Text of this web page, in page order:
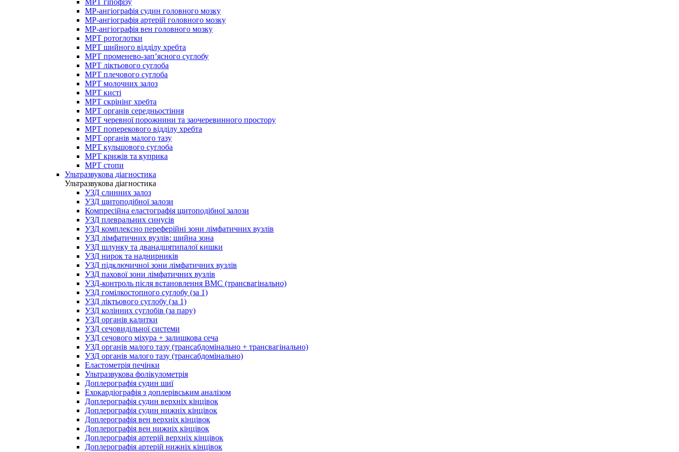
МРТ гіпофізу
МР-ангіографія судин головного мозку
МР-ангіографія артерій головного мозку
МР-ангіографія вен головного мозку
МРТ ротоглотки
МРТ шийного відділу хребта
МРТ променево-зап’ясного суглобу
МРТ ліктьового суглоба
МРТ плечового суглоба
МРТ молочних залоз
МРТ кисті
МРТ скрінінг хребта
МРТ органів середньостіння
МРТ черевної порожнини та заочеревинного простору
МРТ поперекового відділу хребта
МРТ органів малого тазу
МРТ кульшового суглоба
МРТ крижів та куприка
МРТ стопи
Ультразвукова діагностика
Ультразвукова діагностика
УЗД слинних залоз
УЗД щитоподібної залози
Компресійна еластографія щитоподібної залози
УЗД плевральних синусів
УЗД комплексно переферійні зони лімфатичних вузлів
УЗД лімфатичних вузлів: шийна зона
УЗД шлунку та дванадцятипалої кишки
УЗД нирок та наднирників
УЗД підключичної зони лімфатичних вузлів
УЗД пахової зони лімфатичних вузлів
УЗД-контроль після встановлення ВМС (трансвагінально)
УЗД гомілкостопного суглобу (за 1)
УЗД ліктьового суглобу (за 1)
УЗД колінних суглобів (за пару)
УЗД органів калитки
УЗД сечовидільної системи
УЗД сечового міхура + залишкова сеча
УЗД органів малого тазу (трансабдомінально + трансвагінально)
УЗД органів малого тазу (трансабдомінально)
Еластометрія печінки
Ультразвукова фолікулометрія
Доплерографія судин шиї
Ехокардіографія з доплерівським аналізом
Доплерографія судин верхніх кінцівок
Доплерографія судин нижніх кінцівок
Доплерографія вен верхніх кінцівок
Доплерографія вен нижніх кінцівок
Доплерографія артерій верхніх кінцівок
Доплерографія артерій нижніх кінцівок